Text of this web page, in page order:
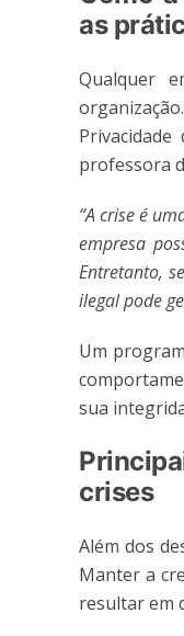
as
Qualquer
professora
“A crise é
empresa
Entretanto,
ilegal pode
Um
sua
crises
Além dos
Manter a
resultar em